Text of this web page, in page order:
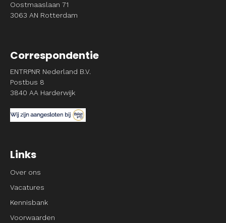
Oostmaaslaan 71
3063 AN Rotterdam
Correspondentie
ENTRPNR Nederland B.V.
Postbus 8
3840 AA Harderwijk
Links
Over ons
Vacatures
Kennisbank
Voorwaarden